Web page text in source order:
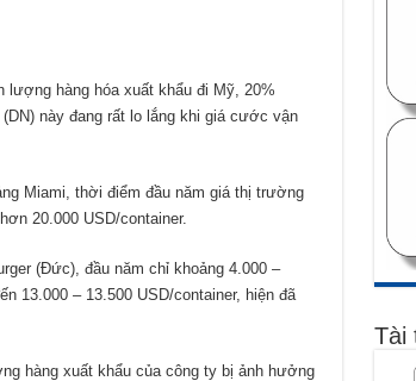
hàng hóa xuất khẩu đi Mỹ, 20%
này đang rất lo lắng khi giá cước vận
Miami, thời điểm đầu năm giá thị trường
20.000 USD/container.
(Đức), đầu năm chỉ khoảng 4.000 –
13.000 – 13.500 USD/container, hiện đã
hàng xuất khẩu của công ty bị ảnh hưởng
Tài